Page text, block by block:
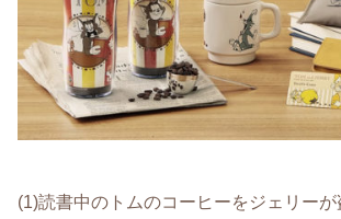
(1)読書中のトムのコーヒーをジェリーが